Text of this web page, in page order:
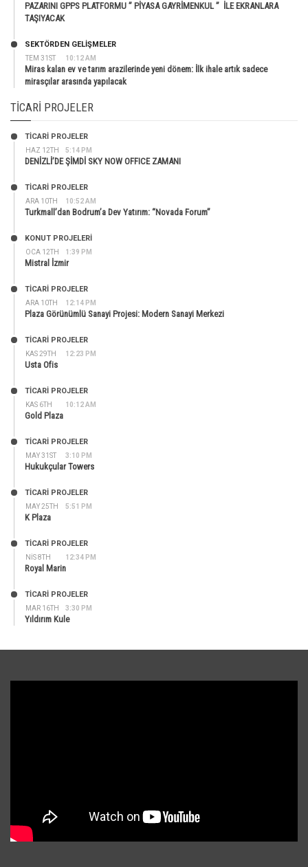
PAZARINI GPPS PLATFORMU ” PİYASA GAYRİMENKUL ” İLE EKRANLARA
TAŞIYACAK
TEM 31ST 10:12 AM
SEKTÖRDEN GELIŞMELER
Miras kalan ev ve tarım arazilerinde yeni dönem: İlk ihale artık sadece
mirasçılar arasında yapılacak
TICARI PROJELER
HAZ 12TH 5:14 PM
TİCARİ PROJELER
DENİZLİ’DE ŞİMDİ SKY NOW OFFICE ZAMANI
ARA 10TH 10:52 AM
TİCARİ PROJELER
Turkmall’dan Bodrum’a Dev Yatırım: “Novada Forum”
OCA 12TH 1:39 PM
KONUT PROJELERI
Mistral İzmir
ARA 10TH 12:14 PM
TİCARİ PROJELER
Plaza Görünümlü Sanayi Projesi: Modern Sanayi Merkezi
KAS 29TH 12:23 PM
TİCARİ PROJELER
Usta Ofis
KAS 6TH 10:12 AM
TİCARİ PROJELER
Gold Plaza
MAY 31ST 3:10 PM
TİCARİ PROJELER
Hukukçular Towers
MAY 25TH 5:51 PM
TİCARİ PROJELER
K Plaza
NIS 8TH 12:34 PM
TİCARİ PROJELER
Royal Marin
MAR 16TH 3:30 PM
TİCARİ PROJELER
Yıldırım Kule